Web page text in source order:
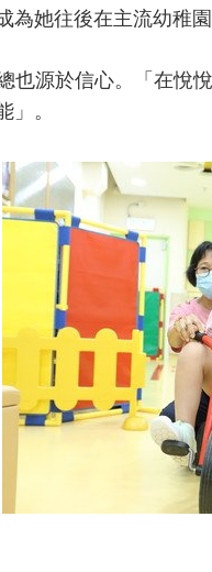
她往後在主流幼稚
源於信心。「在悅
。